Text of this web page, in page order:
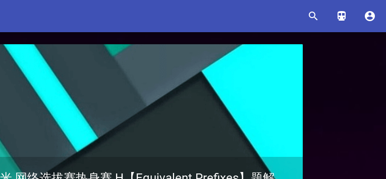
  